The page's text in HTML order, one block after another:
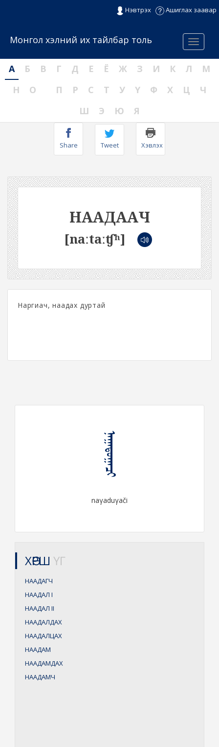
Нэвтрэх Ашиглах заавар
Menu
Монгол хэлний их тайлбар толь
А Б В Г Д Е Ё Ж З И К Л
М
Н
О П Р С Т У Ү Ф Х Ц
Ч
Ш
Э Ю Я
Share Tweet Хэвлэх
НААДААЧ
[naːtaːʧʰ]
Наргиач, наадах дуртай
ᠨᠠᠭᠠᠳᠤᠭᠠᠴᠢ
naγaduγači
ХӨРШ ҮГ
НААДАГЧ
НААДАЛ I
НААДАЛ II
НААДАЛДАХ
НААДАЛЦАХ
НААДАМ
НААДАМДАХ
НААДАМЧ